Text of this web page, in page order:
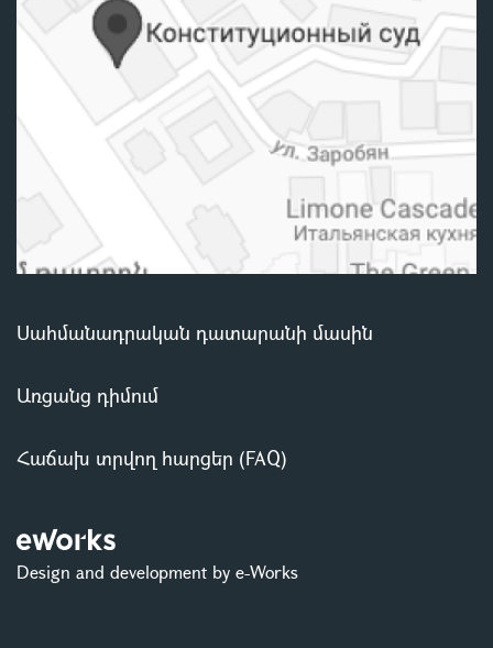
Սահմանադրական դատարանի մասին
Առցանց դիմում
Հաճախ տրվող հարցեր (FAQ)
Design and development by e-Works